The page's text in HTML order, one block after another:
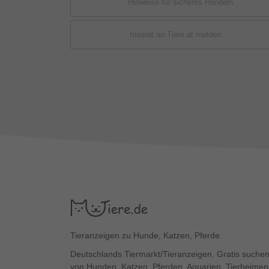
Hinweise für sicheres Handeln
Inserat an Tiere.at melden
Tieranzeigen zu Hunde, Katzen, Pferde.
Deutschlands Tiermarkt/Tieranzeigen. Gratis
von Hunden, Katzen, Pferden, Aquarien,